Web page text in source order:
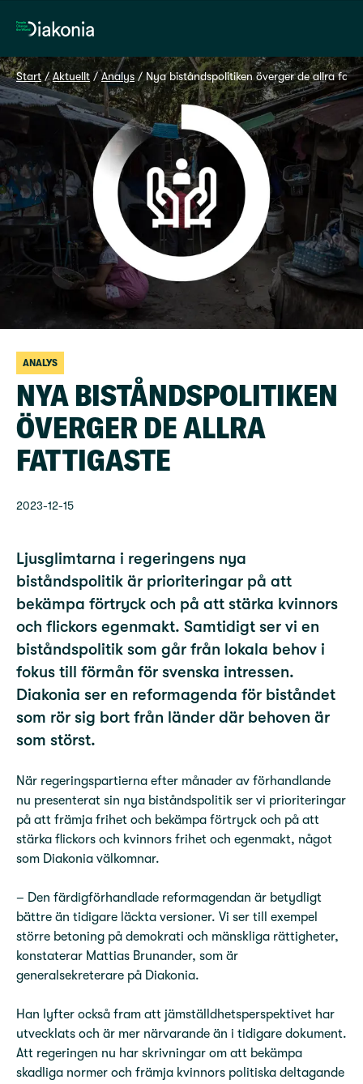
Hem
Start / Aktuellt / Analys / Nya biståndspolitiken överger de allra
ANALYS
NYA BISTÅNDSPOLITIKEN
ÖVERGER DE ALLRA
FATTIGASTE
2023-12-15
Ljusglimtarna i regeringens nya
biståndspolitik är prioriteringar på att
bekämpa förtryck och på att stärka kvinnors
och flickors egenmakt. Samtidigt ser vi en
biståndspolitik som går från lokala behov i
fokus till förmån för svenska intressen.
Diakonia ser en reformagenda för biståndet
som rör sig bort från länder där behoven är
som störst.
När regeringspartierna efter månader av förhandlande
nu presenterat sin nya biståndspolitik ser vi prioriteringar
på att främja frihet och bekämpa förtryck och på att
stärka flickors och kvinnors frihet och egenmakt, något
som Diakonia välkomnar.
– Den färdigförhandlade reformagendan är betydligt
bättre än tidigare läckta versioner. Vi ser till exempel
större betoning på demokrati och mänskliga rättigheter,
konstaterar Mattias Brunander, som är
generalsekreterare på Diakonia.
Han lyfter också fram att jämställdhetsperspektivet har
utvecklats och är mer närvarande än i tidigare dokument.
Att regeringen nu har skrivningar om att bekämpa
skadliga normer och främja kvinnors politiska deltagande